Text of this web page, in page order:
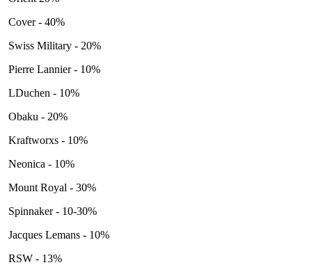
Cover - 40%
Swiss Military - 20%
Pierre Lannier - 10%
LDuchen - 10%
Obaku - 20%
Kraftworxs - 10%
Neonica - 10%
Mount Royal - 30%
Spinnaker - 10-30%
Jacques Lemans - 10%
RSW - 13%